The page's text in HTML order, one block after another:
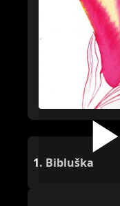
1. Bibluška